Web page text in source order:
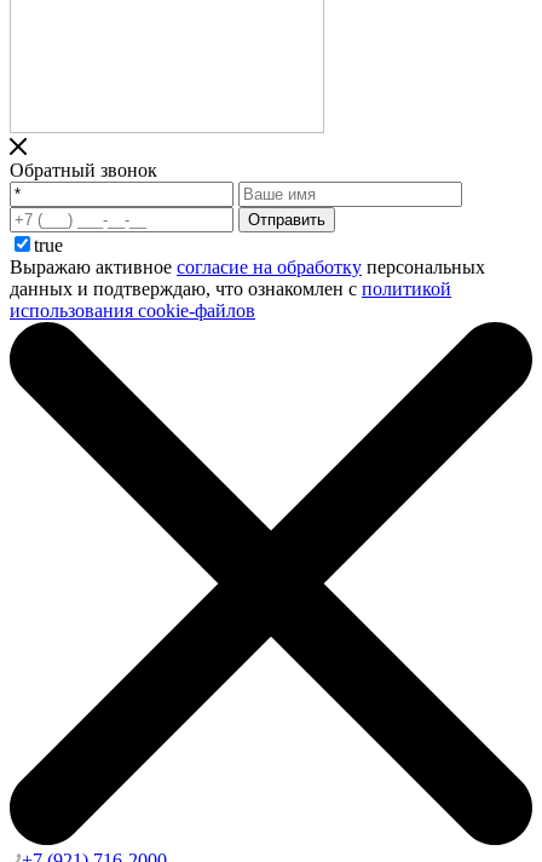
Обратный звонок
Отправить
true
Выражаю активное согласие на обработку персональных
данных и подтверждаю, что ознакомлен с политикой
использования cookie-файлов